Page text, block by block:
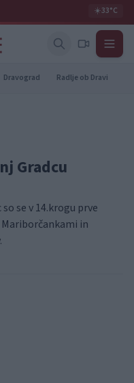
☀️33°C
Dravograd Radlje ob Dravi
Gradcu
se v 14.krogu prve
in